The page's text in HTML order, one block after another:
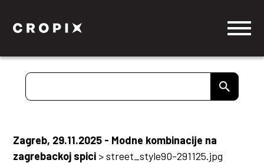
Zagreb, 29.11.2025 - Modne kombinacije na
zagrebackoj spici >street_style90-291125.jpg